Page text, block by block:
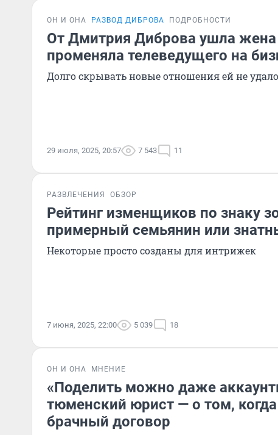
ОН И ОНА РАЗВОД ДИБРОВА ПОДРОБНОСТИ
От Дмитрия Диброва ушла
променяла телеведущего на
Долго скрывать новые отношения ей не
29 июля, 2025, 20:57 7 543 11
РАЗВЛЕЧЕНИЯ ОБЗОР
Рейтинг изменщиков по знаку
примерный семьянин или
Некоторые просто созданы для интрижек
7 июня, 2025, 22:00 5 039 18
ОН И ОНА МНЕНИЕ
«Поделить можно даже
тюменский юрист — о том,
брачный договор